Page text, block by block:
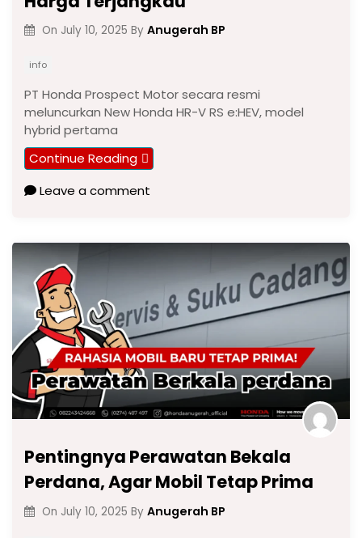
On July 10, 2025 By Anugerah BP
info
PT Honda Prospect Motor secara resmi
meluncurkan New Honda HR-V RS e:HEV, model
hybrid pertama
Continue Reading
Leave a comment
Pentingnya Perawatan Bekala
Perdana, Agar Mobil Tetap Prima
On July 10, 2025 By Anugerah BP